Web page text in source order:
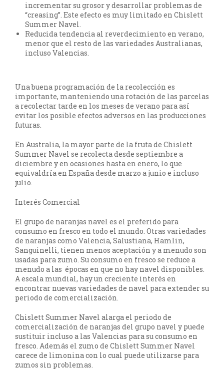
incrementar su grosor y desarrollar problemas de
“creasing”. Este efecto es muy limitado en Chislett
Summer Navel.
Reducida tendencia al reverdecimiento en verano,
menor que el resto de las variedades Australianas,
incluso Valencias.
Una buena programación de la recolección es
importante, manteniendo una rotación de las parcelas
a recolectar tarde en los meses de verano para así
evitar los posible efectos adversos en las producciones
futuras.
En Australia, la mayor parte de la fruta de Chislett
Summer Navel se recolecta desde septiembre a
diciembre y en ocasiones hasta en enero, lo que
equivaldría en España desde marzo a junio e incluso
julio.
Interés Comercial
El grupo de naranjas navel es el preferido para
consumo en fresco en todo el mundo. Otras variedades
de naranjas como Valencia, Salustiana, Hamlin,
Sanguinelli, tienen menos aceptación y a menudo son
usadas para zumo. Su consumo en fresco se reduce a
menudo a las épocas en que no hay navel disponibles.
A escala mundial, hay un creciente interés en
encontrar nuevas variedades de navel para extender su
periodo de comercialización.
Chislett Summer Navel alarga el periodo de
comercialización de naranjas del grupo navel y puede
sustituir incluso a las Valencias para su consumo en
fresco. Además el zumo de Chislett Summer Navel
carece de limonina con lo cual puede utilizarse para
zumos sin problemas.